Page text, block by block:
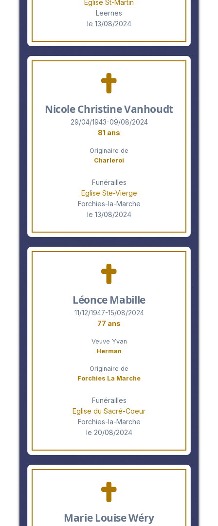
Eglise St-Martin
Leernes
le 13/08/2024
Nicole Christine Vanhoudt
29/04/1943-09/08/2024
81 ans
Originaire de
Charleroi
Funérailles
Eglise Ste-Vierge
Forchies-la-Marche
le 13/08/2024
Léonce Mabille
11/12/1947-15/08/2024
77 ans
Veuve Yvan
Herman
Originaire de
Forchies La Marche
Funérailles
Eglise du Sacré-Coeur
Forchies-la-Marche
le 20/08/2024
Marie Louise Wéry